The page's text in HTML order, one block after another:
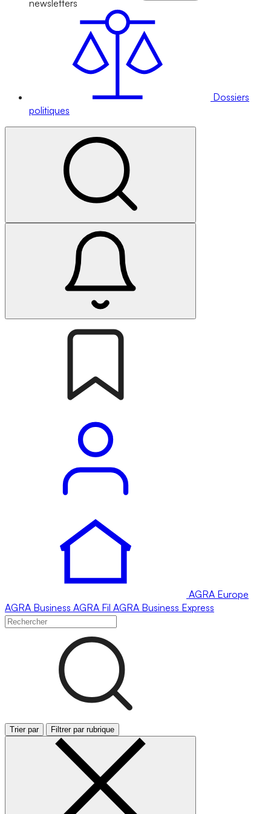
newsletters
Dossiers
politiques
AGRA Europe
AGRA Business AGRA Fil AGRA Business Express
Trier par Filtrer par rubrique